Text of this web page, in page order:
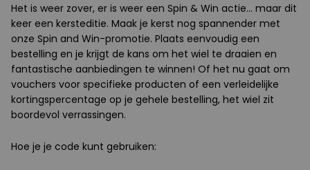
Het is weer zover, er is weer een Spin & Win actie… maar dit
keer een kersteditie. Maak je kerst nog spannender met
onze Spin and Win-promotie. Plaats eenvoudig een
bestelling en je krijgt de kans om het wiel te draaien en
fantastische aanbiedingen te winnen! Of het nu gaat om
vouchers voor specifieke producten of een verleidelijke
kortingspercentage op je gehele bestelling, het wiel zit
boordevol verrassingen.
Hoe je je code kunt gebruiken: